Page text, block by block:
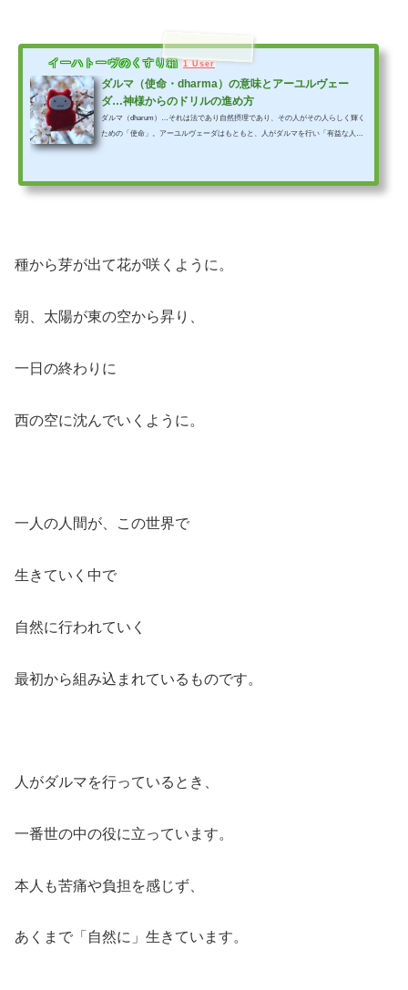
イーハトーヴのくすり箱 1 User
ダルマ（使命・dharma）の意味とアーユルヴェー
ダ…神様からのドリルの進め方
ダルマ（dharum）…それは法であり自然摂理であり、その人がその人らしく輝く
ための「使命」。アーユルヴェーダはもともと、人がダルマを行い「有益な人生
ダ】
種から芽が出て花が咲くように。
朝、太陽が東の空から昇り、
一日の終わりに
西の空に沈んでいくように。
一人の人間が、この世界で
生きていく中で
自然に行われていく
最初から組み込まれているものです。
人がダルマを行っているとき、
一番世の中の役に立っています。
本人も苦痛や負担を感じず、
あくまで「自然に」生きています。